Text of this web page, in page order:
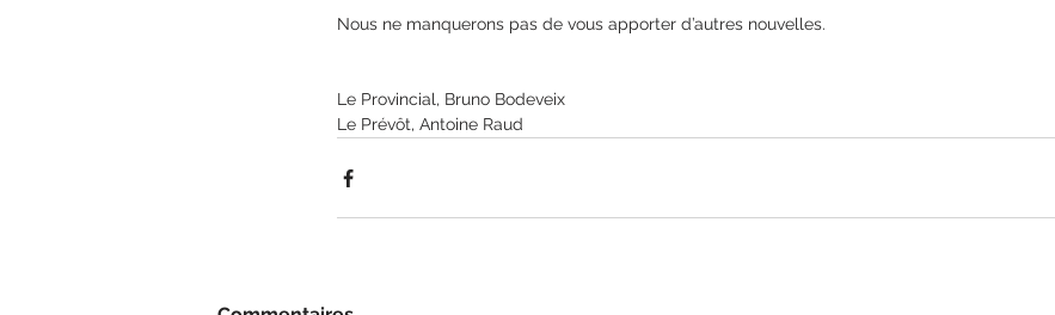
Nous ne manquerons pas de vous apporter d’autres nouvelles.
Le Provincial, Bruno Bodeveix
Le Prévôt, Antoine Raud